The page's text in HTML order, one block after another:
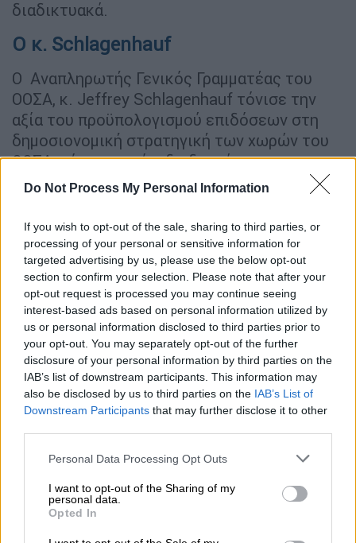
Do Not Process My Personal Information
If you wish to opt-out of the sale, sharing to third parties, or
processing of your personal or sensitive information for
targeted advertising by us, please use the below opt-out
section to confirm your selection. Please note that after your
opt-out request is processed you may continue seeing
interest-based ads based on personal information utilized by
us or personal information disclosed to third parties prior to
your opt-out. You may separately opt-out of the further
disclosure of your personal information by third parties on the
IAB’s list of downstream participants. This information may
also be disclosed by us to third parties on the IAB’s List of
Downstream Participants that may further disclose it to other
Please note that this website/app uses one or more Google
not limited to your visit or usage behaviour. You may click to
grant or deny consent to Google and its third-party tags to
use your data for below specified purposes in below Google
consent section.
Personal Data Processing Opt Outs
I want to opt-out of the Sharing of my
personal data.
Opted In
διαδικτυακά.
Ο κ. Schlagenhauf
Ο Αναπληρωτής Γενικός Γραμματέας του
ΟΟΣΑ, κ. Jeffrey Schlagenhauf τόνισε την
αξία του προϋπολογισμού επιδόσεων στη
δημοσιονομική στρατηγική των χωρών του
ΟΟΣΑ, τόσο σε επίπεδο διαφάνειας και
αποτελεσματικότητας, όσο και σε επίπεδο
Οπως είπε, η υιοθέτησή του εγγυάται ότι
δεν πρόκειται να υπάρξει επιστροφή σε
προβλήματα του παρελθόντος και οδηγεί
στην ανάπτυξη ενός νέου ολοκληρωμένου,
ξεκάθαρου και αποτελεσματικού
στρατηγικού μοντέλου δημοσιονομικής
πολιτικής.
Ο κ. Schlagenhauf εξήρε το έργο της
Ελληνικής Κυβέρνησης προς την κατεύθυνση
αυτή, επισημαίνοντας ότι η υιοθέτηση του
προϋπολογισμού επιδόσεων αποτελεί μια
την αποτελεσματικότητα της
δημοσιονομικής πολιτικής της. Όπως είπε, η
οικονομική κρίση προσέφερε στην Ελλάδα